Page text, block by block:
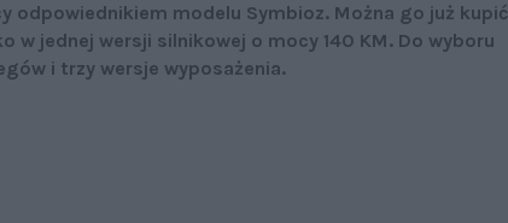
odpowiednikiem modelu Symbioz. Można go już kupić
w jednej wersji silnikowej o mocy 140 KM. Do wyboru
i trzy wersje wyposażenia.